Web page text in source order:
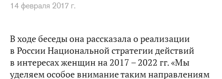
14 февраля 2017 г.
В ходе беседы она рассказала о реализации
в России Национальной стратегии действий
в интересах женщин на 2017 – 2022 гг. «Мы
уделяем особое внимание таким направлениям